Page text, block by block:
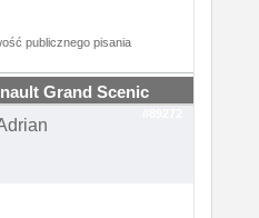
publicznego pisania
Grand Scenic